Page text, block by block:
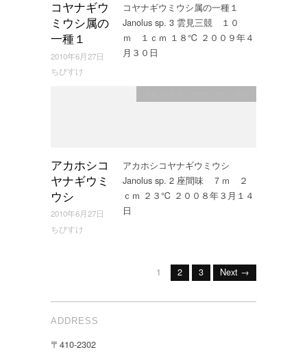
コヤナギウ
ミウシ属の
一種１
2010年6月27日
ちびすけ
コヤナギウミウシ属の一種１
Janolus sp. 3 雲見三競 １０
ｍ １ｃｍ １８℃ ２００９年４
月３０日
アカホシコ
ヤナギウミ
ウシ
2010年6月27日
ちびすけ
アカホシコヤナギウミウシ
Janolus sp. 2 座間味 ７ｍ ２
ｃｍ ２３℃ ２００８年３月１４
日
1 2 3 Next →
ADDRESS
〒410-2302